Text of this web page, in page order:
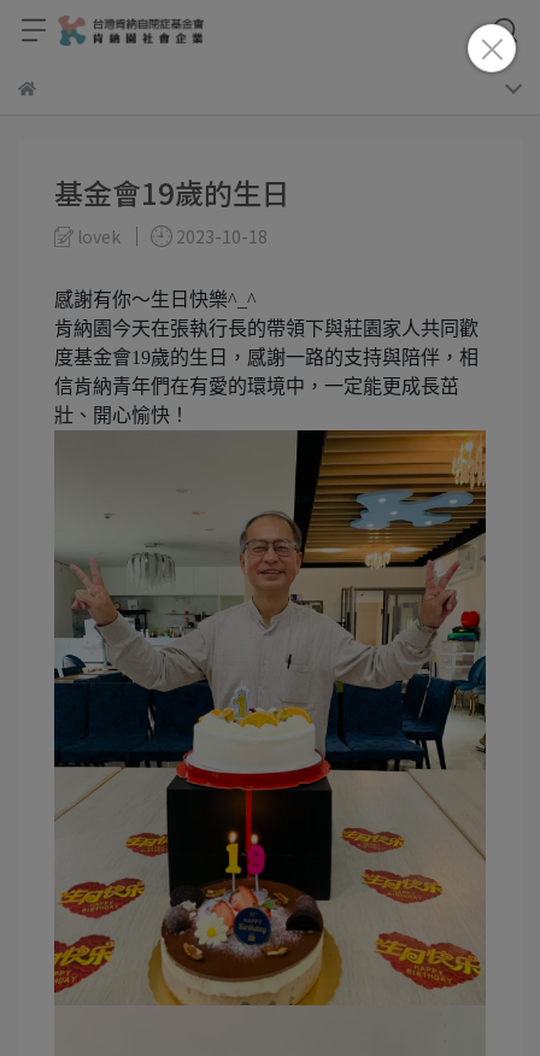
基金會19歲的生日
lovek 2023-10-18
感謝有你～生日快樂^_^
肯納園今天在張執行長的帶領下與莊園家人共同歡
度基金會19歲的生日，感謝一路的支持與陪伴，相
信肯納青年們在有愛的環境中，一定能更成長茁
壯、開心愉快！